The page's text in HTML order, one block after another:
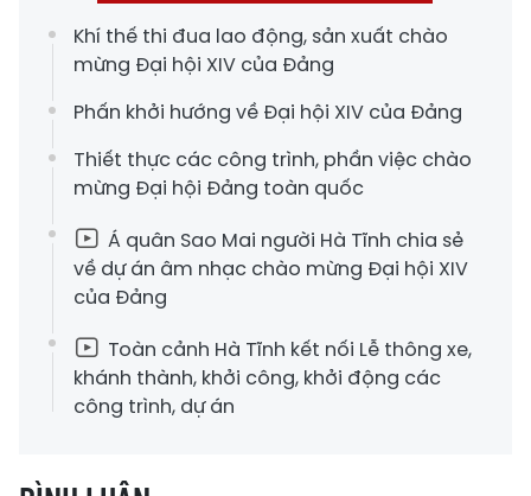
Khí thế thi đua lao động, sản xuất chào
mừng Đại hội XIV của Đảng
Phấn khởi hướng về Đại hội XIV của Đảng
Thiết thực các công trình, phần việc chào
mừng Đại hội Đảng toàn quốc
Á quân Sao Mai người Hà Tĩnh chia sẻ
về dự án âm nhạc chào mừng Đại hội XIV
của Đảng
Toàn cảnh Hà Tĩnh kết nối Lễ thông xe,
khánh thành, khởi công, khởi động các
công trình, dự án